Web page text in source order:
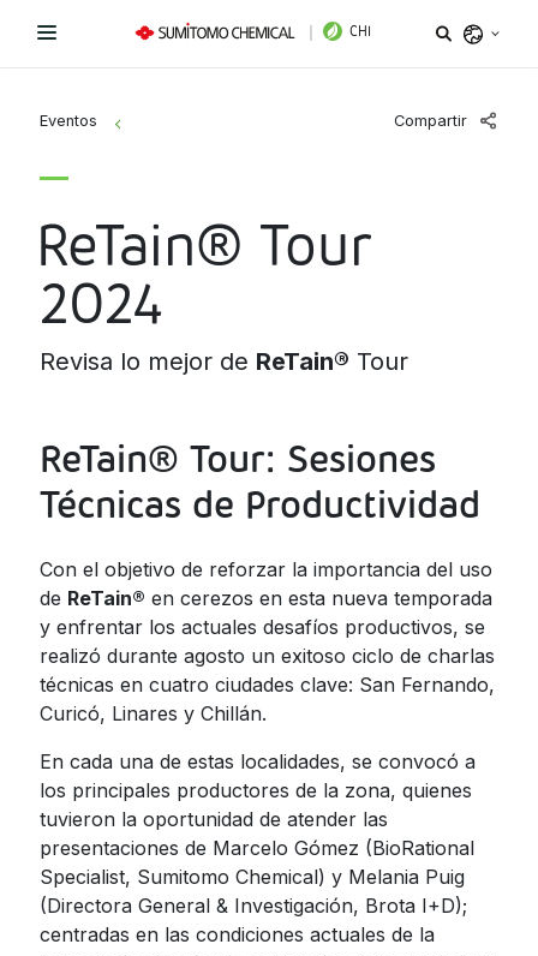
CHI
Chile
Costa Rica
El Salvador
Guatemala
Jamaica
Nicaragua
Panama
Dominican
Republic
Trinidad and
Tobago
Uruguay
Bioestimulantes
Coadyuvantes
Fungicidas
Herbicidas
Inoculantes Micorrízicos
Insecticidas y Acaricidas
Reguladores de Crecimiento
Todas
Novedades
¿Necesitas ayuda?
InstagramFacebookLinkedIn
Eventos
> Compartir
ReTain® Tour
2024
Revisa lo mejor de ReTain® Tour
ReTain® Tour: Sesiones
Técnicas de Productividad
Con el objetivo de reforzar la importancia del uso
de ReTain® en cerezos en esta nueva temporada
y enfrentar los actuales desafíos productivos, se
realizó durante agosto un exitoso ciclo de charlas
técnicas en cuatro ciudades clave: San Fernando,
Curicó, Linares y Chillán.
En cada una de estas localidades, se convocó a
los principales productores de la zona, quienes
tuvieron la oportunidad de atender las
presentaciones de Marcelo Gómez (BioRational
Specialist, Sumitomo Chemical) y Melania Puig
(Directora General & Investigación, Brota I+D);
centradas en las condiciones actuales de la